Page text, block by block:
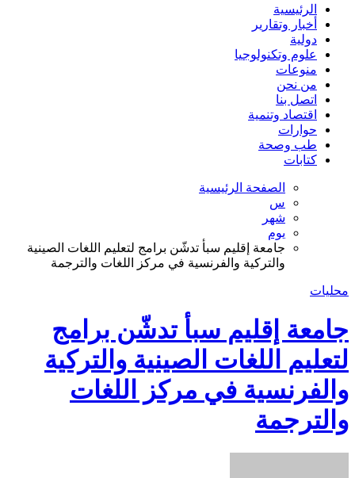
الرئيسية
أخبار وتقارير
دولية
علوم وتكنولوجيا
منوعات
من نحن
اتصل بنا
اقتصاد وتنمية
حوارات
طب وصحة
كتابات
الصفحة الرئيسية
س
شهر
يوم
جامعة إقليم سبأ تدشّن برامج لتعليم اللغات الصينية
والتركية والفرنسية في مركز اللغات والترجمة
محليات
جامعة إقليم سبأ تدشّن برامج
لتعليم اللغات الصينية والتركية
والفرنسية في مركز اللغات
والترجمة